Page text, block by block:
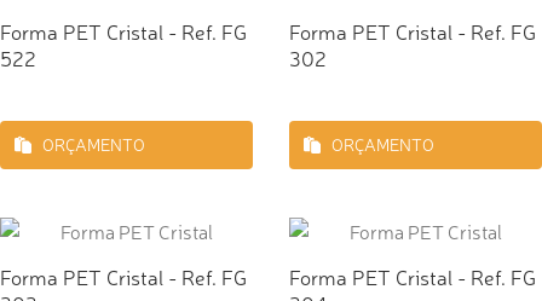
Forma PET Cristal - Ref. FG
522
ORÇAMENTO
Forma PET Cristal - Ref. FG
302
ORÇAMENTO
Forma PET Cristal - Ref. FG
Forma PET Cristal - Ref. FG